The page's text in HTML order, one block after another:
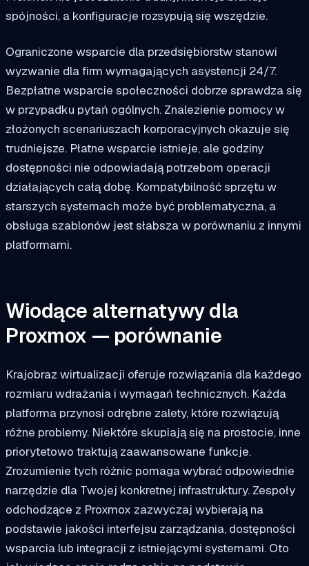
spójności, a konfiguracje rozsypują się wszędzie.
Ograniczone wsparcie dla przedsiębiorstw stanowi
wyzwanie dla firm wymagających asystencji 24/7.
Bezpłatne wsparcie społeczności dobrze sprawdza się
w przypadku pytań ogólnych. Znalezienie pomocy w
złożonych scenariuszach korporacyjnych okazuje się
trudniejsze. Płatne wsparcie istnieje, ale godziny
dostępności nie odpowiadają potrzebom operacji
działających całą dobę. Kompatybilność sprzętu w
starszych systemach może być problematyczna, a
obsługa szablonów jest słabsza w porównaniu z innymi
platformami.
Wiodące alternatywy dla
Proxmox — porównanie
Krajobraz wirtualizacji oferuje rozwiązania dla każdego
rozmiaru wdrażania i wymagań technicznych. Każda
platforma przynosi odrębne zalety, które rozwiązują
różne problemy. Niektóre skupiają się na prostocie, inne
priorytetowo traktują zaawansowane funkcje.
Zrozumienie tych różnic pomaga wybrać odpowiednie
narzędzie dla Twojej konkretnej infrastruktury. Zespoły
odchodzące z Proxmox zazwyczaj wybierają na
podstawie jakości interfejsu zarządzania, dostępności
wsparcia lub integracji z istniejącymi systemami. Oto